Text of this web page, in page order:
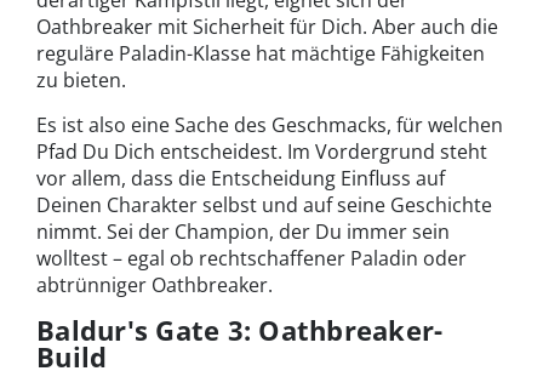
Oathbreaker mit Sicherheit für Dich. Aber auch die
reguläre Paladin-Klasse hat mächtige Fähigkeiten
zu bieten.
Es ist also eine Sache des Geschmacks, für welchen
Pfad Du Dich entscheidest. Im Vordergrund steht
vor allem, dass die Entscheidung Einfluss auf
Deinen Charakter selbst und auf seine Geschichte
nimmt. Sei der Champion, der Du immer sein
wolltest – egal ob rechtschaffener Paladin oder
abtrünniger Oathbreaker.
Baldur's Gate 3: Oathbreaker-
Build